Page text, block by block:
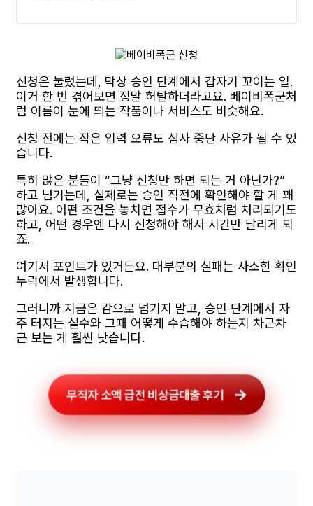
신청은 눌렀는데, 막상 승인 단계에서 갑자기 꼬이는 일.
이거 한 번 겪어보면 정말 허탈하더라고요. 베이비폭군처
럼 이름이 눈에 띄는 작품이나 서비스도 비슷해요.
신청 전에는 작은 입력 오류도 심사 중단 사유가 될 수 있
습니다.
특히 많은 분들이 “그냥 신청만 하면 되는 거 아닌가?”
하고 넘기는데, 실제로는 승인 직전에 확인해야 할 게 꽤
많아요. 어떤 조건을 놓치면 접수가 무효처럼 처리되기도
하고, 어떤 경우엔 다시 신청해야 해서 시간만 날리게 되
죠.
여기서 포인트가 있거든요. 대부분의 실패는 사소한 확인
누락에서 발생합니다.
그러니까 지금은 감으로 넘기지 말고, 승인 단계에서 자
주 터지는 실수와 그때 어떻게 수습해야 하는지 차근차
근 보는 게 훨씬 낫습니다.
무직자 소액 급전 비상금대출 후기